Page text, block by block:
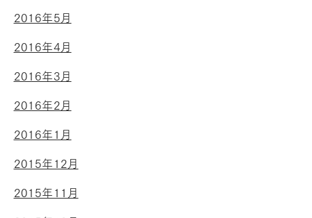
2016年5月
2016年4月
2016年3月
2016年2月
2016年1月
2015年12月
2015年11月